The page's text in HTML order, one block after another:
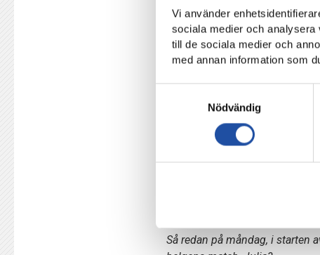
Vi använder
sociala medier och
till de sociala medier och
med annan information som
Nödvändig
Att pressa sig i flera matcher
arbete och beslutsamhet.
För IFK Norrköpings Julia
Vi gör det vi älskar att göra,
nått så långt att vi kan
säger kapten Wilma
Det är grunden i min
Det är inte skitkul att
Så redan på måndag, i starten